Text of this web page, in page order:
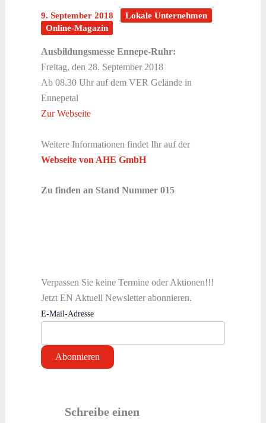
9. September 2018
Lokale Unternehmen
Online-Magazin
Ausbildungsmesse Ennepe-Ruhr:
Freitag, den 28. September 2018
Ab 08.30 Uhr auf dem VER Gelände in
Ennepetal
Zur Webseite
Weitere Informationen findet Ihr auf der
Webseite von AHE GmbH
Zu finden an Stand Nummer 015
Verpassen Sie keine Termine oder Aktionen!!!
Jetzt EN Aktuell Newsletter abonnieren.
E-Mail-Adresse
Schreibe einen